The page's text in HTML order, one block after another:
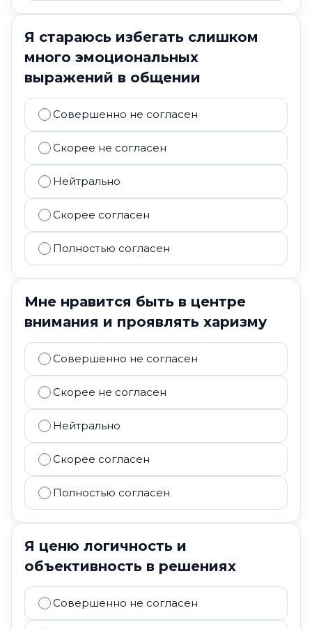
Я стараюсь избегать слишком
много эмоциональных
выражений в общении
Совершенно не согласен
Скорее не согласен
Нейтрально
Скорее согласен
Полностью согласен
Мне нравится быть в центре
внимания и проявлять харизму
Совершенно не согласен
Скорее не согласен
Нейтрально
Скорее согласен
Полностью согласен
Я ценю логичность и
объективность в решениях
Совершенно не согласен